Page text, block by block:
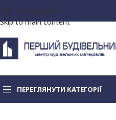
Skip to navigation
Skip to main content
ПЕРЕГЛЯНУТИ КАТЕГОРІЇ